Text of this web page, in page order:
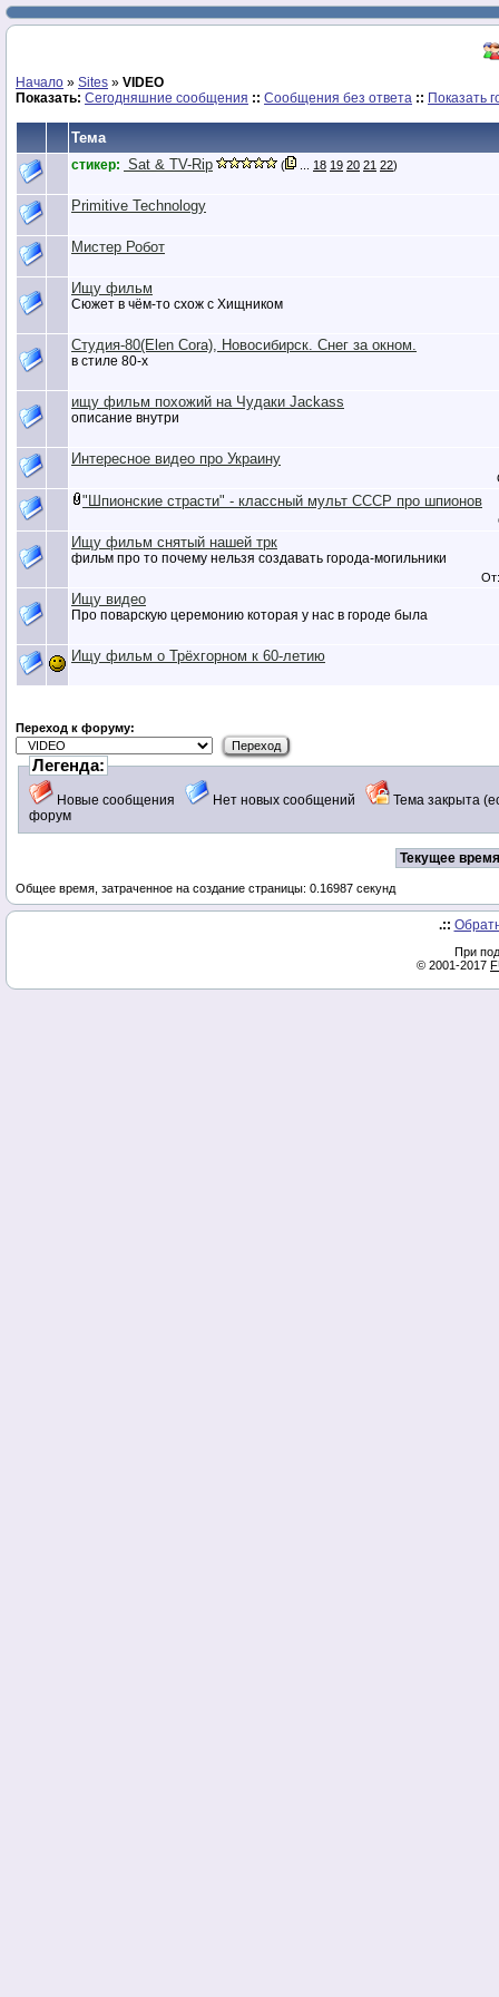
Начало » Sites » VIDEO
Показать: Сегодняшние сообщения :: Сообщения без ответа :: Показать
Тема
стикер: Sat & TV-Rip ( 18 19 20 21 22)
Primitive Technology
Мистер Робот
Ищу фильм
Сюжет в чём-то схож с Хищником
Студия-80(Elen Cora), Новосибирск. Снег за окном.
в стиле 80-х
ищу фильм похожий на Чудаки Jackass
описание внутри
Интересное видео про Украину
"Шпионские страсти" - классный мульт СССР про шпионов
Ищу фильм снятый нашей трк
фильм про то почему нельзя создавать города-могильники
Ищу видео
Про поварскую церемонию которая у нас в городе была
Ищу фильм о Трёхгорном к 60-летию
Переход к форуму:
Легенда:
Новые сообщения Нет новых сообщений
Тема закрыта
форум
Текущее
Общее время, затраченное на создание страницы: 0.16987 секунд
.::
При
© 2001-2017